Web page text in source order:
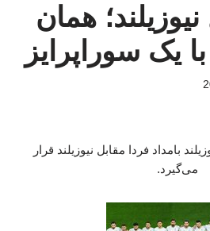
همان
یک سوراپرایز
بامداد فردا مقابل نیوزیلند قرار
می‌گیرد.